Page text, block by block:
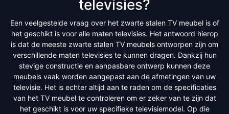
televisies?
Een veelgestelde vraag over het zwarte stalen TV meubel is of
het geschikt is voor alle maten televisies. Het antwoord hierop
is dat de meeste zwarte stalen TV meubels ontworpen zijn om
verschillende maten televisies te kunnen dragen. Dankzij hun
stevige constructie en aanpasbare ontwerp kunnen deze
meubels vaak worden aangepast aan de afmetingen van uw
televisie. Het is echter altijd aan te raden om de specificaties
van het TV meubel te controleren om er zeker van te zijn dat
het geschikt is voor uw specifieke televisiemodel. Op die